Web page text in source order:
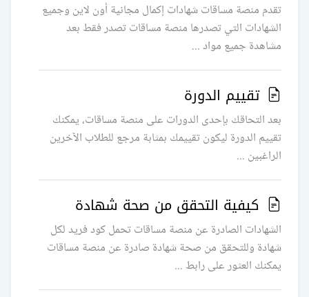
تقدم منصة مساقات شهادات إكمال مجانية أون لاين وجميع
الشهادات التي تصدرها منصة مساقات تصدر فقط بعد
مشاهدة جميع مواد ...
تقييم الدورة
بعد التحاقك بإحدى الدورات على منصة مساقات، يمكنك
تقييم الدورة ليكون تقييمك بمثابة مرجع للطلاب الآخرين
الراغبين ...
كيفية التحقق من صحة شهادة
الشهادات الصادرة عن منصة مساقات تحمل كود فريد لكل
شهادة وللتحقق من صحة شهادة صادرة عن منصة مساقات
يمكنك العثور على رابط ...